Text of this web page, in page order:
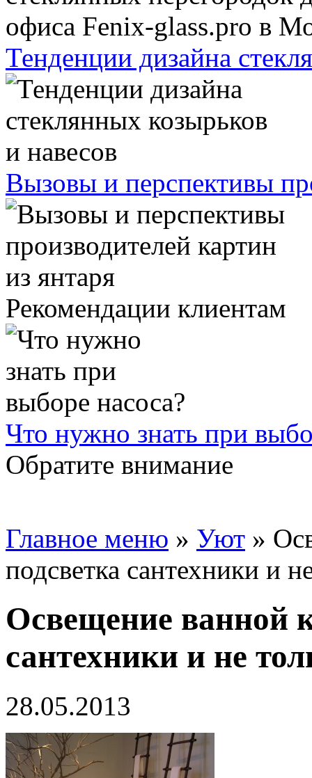
Тенденции дизайна
Вызовы и перспективы
Рекомендации клиентам
Что нужно знать при
Обратите внимание
Главное меню » Уют »
подсветка сантехники и
Освещение ванной
сантехники и не
28.05.2013